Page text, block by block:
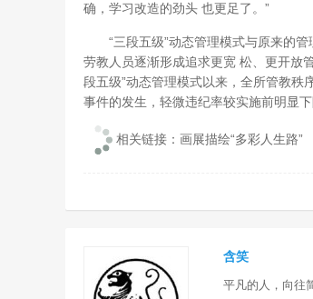
确，学习改造的劲头 也更足了。”
“三段五级”动态管理模式与原来的管
劳教人员逐渐形成追求更宽 松、更开放
段五级”动态管理模式以来，全所管教
事件的发生，轻微违纪率较实施前明显
相关链接：画展描绘“多彩人生路”
含笑
平凡的人，向往